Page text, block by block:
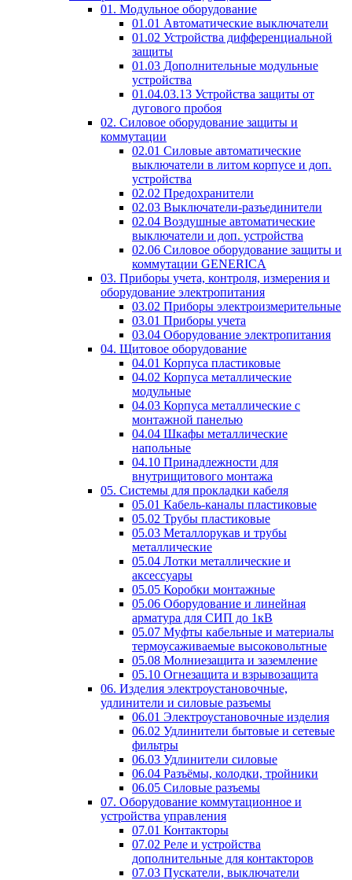
01. Модульное оборудование
01.01 Автоматические выключатели
01.02 Устройства дифференциальной
защиты
01.03 Дополнительные модульные
устройства
01.04.03.13 Устройства защиты от
дугового пробоя
02. Силовое оборудование защиты и
коммутации
02.01 Силовые автоматические
выключатели в литом корпусе и доп.
устройства
02.02 Предохранители
02.03 Выключатели-разъединители
02.04 Воздушные автоматические
выключатели и доп. устройства
02.06 Силовое оборудование защиты и
коммутации GENERICA
03. Приборы учета, контроля, измерения и
оборудование электропитания
03.02 Приборы электроизмерительные
03.01 Приборы учета
03.04 Оборудование электропитания
04. Щитовое оборудование
04.01 Корпуса пластиковые
04.02 Корпуса металлические
модульные
04.03 Корпуса металлические с
монтажной панелью
04.04 Шкафы металлические
напольные
04.10 Принадлежности для
внутрищитового монтажа
05. Системы для прокладки кабеля
05.01 Кабель-каналы пластиковые
05.02 Трубы пластиковые
05.03 Металлорукав и трубы
металлические
05.04 Лотки металлические и
аксессуары
05.05 Коробки монтажные
05.06 Оборудование и линейная
арматура для СИП до 1кВ
05.07 Муфты кабельные и материалы
термоусаживаемые высоковольтные
05.08 Молниезащита и заземление
05.10 Огнезащита и взрывозащита
06. Изделия электроустановочные,
удлинители и силовые разъемы
06.01 Электроустановочные изделия
06.02 Удлинители бытовые и сетевые
фильтры
06.03 Удлинители силовые
06.04 Разъёмы, колодки, тройники
06.05 Силовые разъемы
07. Оборудование коммутационное и
устройства управления
07.01 Контакторы
07.02 Реле и устройства
дополнительные для контакторов
07.03 Пускатели, выключатели